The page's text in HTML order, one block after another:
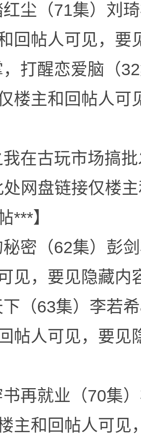
尘（71集）刘
回帖人可见，要
打醒恋爱脑（
楼主和回帖人
在古玩市场搞
网盘链接仅楼
***】
密（62集）彭
见，要见隐藏内
（63集）李若
帖人可见，要见
再就业（70集
主和回帖人可见